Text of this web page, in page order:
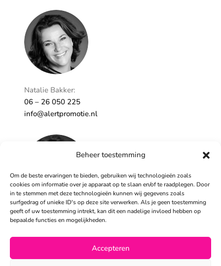
Beheer toestemming
Om de beste ervaringen te bieden, gebruiken wij technologieën zoals
cookies om informatie over je apparaat op te slaan en/of te raadplegen. Door
in te stemmen met deze technologieën kunnen wij gegevens zoals
surfgedrag of unieke ID's op deze site verwerken. Als je geen toestemming
geeft of uw toestemming intrekt, kan dit een nadelige invloed hebben op
bepaalde functies en mogelijkheden.
Accepteren
Natalie Bakker:
06 – 26 050 225
info@alertpromotie.nl
Sandra Peters:
06 – 26 050 230
info@alertpromotie.nl